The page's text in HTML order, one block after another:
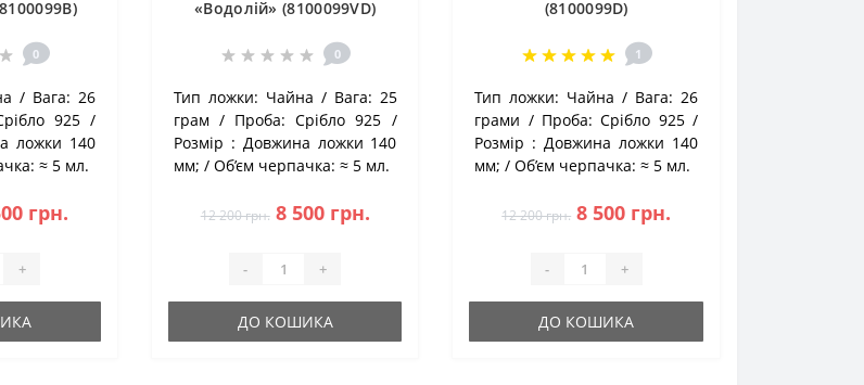
0
Вага: 26
925
ложки 140
≈ 5 мл.
грн.
+
«Водолій» (8100099VD)
0
Тип ложки: Чайна Вага: 25
грам
Проба: Срібло 925
Розмір : Довжина ложки 140
мм;
Об’єм черпачка: ≈ 5 мл.
12 200 грн. 8 500 грн.
- +
ДО КОШИКА
(8100099D)
1
Тип ложки: Чайна Вага: 26
грами
Проба: Срібло 925
Розмір : Довжина ложки 140
мм;
Об’єм черпачка: ≈ 5 мл.
12 200 грн. 8 500 грн.
- +
ДО КОШИКА